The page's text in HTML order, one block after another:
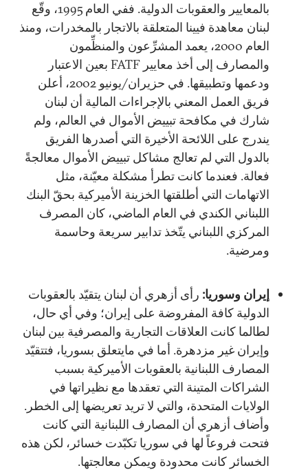
بالمعايير والعقوبات الدولية. ففي العام 1995، وقّع
لبنان معاهدة فيينا المتعلقة بالاتجار بالمخدرات، ومنذ
العام 2000، يعمد المشرِّعون والمنظِّمون
والمصارف إلى أخذ معايير FATF بعين الاعتبار
ودعمها وتطبيقها. في حزيران/يونيو 2002، أعلن
فريق العمل المعني بالإجراءات المالية أن لبنان
شارك في مكافحة تبييض الأموال في العالم، ولم
يندرج على اللائحة الأخيرة التي أصدرها الفريق
بالدول التي لم تعالج مشاكل تبييض الأموال معالجةً
فعالة. فعندما كانت تطرأ مشكلة معيّنة، مثل
الاتهامات التي أطلقتها الخزينة الأميركية بحقّ البنك
اللبناني الكندي في العام الماضي، كان المصرف
المركزي اللبناني يتّخذ تدابير سريعة وحاسمة
ومرضية.
إيران وسوريا: رأى أزهري أن لبنان يتقيّد بالعقوبات
الدولية كافة المفروضة على إيران؛ وفي أي حال،
لطالما كانت العلاقات التجارية والمصرفية بين لبنان
وإيران غير مزدهرة. أما في مايتعلق بسوريا، فتتقيّد
المصارف اللبنانية بالعقوبات الأميركية بسبب
الشراكات المتينة التي تعقدها مع نظيراتها في
الولايات المتحدة، والتي لا تريد تعريضها إلى الخطر.
وأضاف أزهري أن المصارف اللبنانية التي كانت
فتحت فروعاً لها في سوريا تكبّدت خسائر، لكن هذه
الخسائر كانت محدودة ويمكن معالجتها.